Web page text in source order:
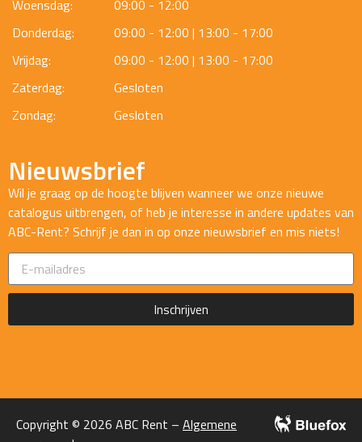
Woensdag:
09:00 - 12:00
Donderdag:
09:00 - 12:00 | 13:00 - 17:00
Vrijdag:
09:00 - 12:00 | 13:00 - 17:00
Zaterdag:
Gesloten
Zondag:
Gesloten
Nieuwsbrief
Wil je graag op de hoogte blijven wanneer we onze nieuwe
catalogus uitbrengen, of heb je interesse in andere updates van
ABC-Rent? Schrijf je dan in op onze nieuwsbrief en mis niets!
Inschrijven
Copyright © 2026 ABC Rent – Algemene